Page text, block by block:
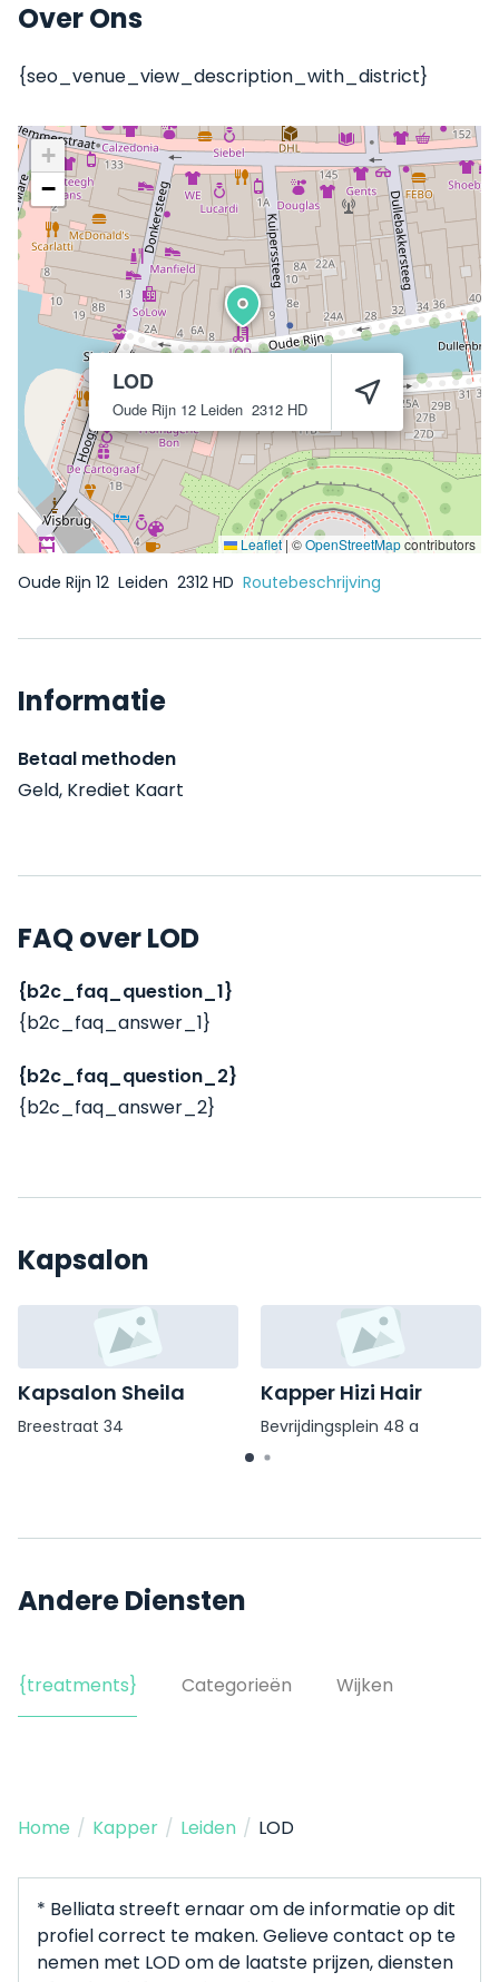
Over Ons
{seo_venue_view_description_with_district}
LOD
Oude Rijn 12 Leiden 2312 HD
+
−
Leaflet |©OpenStreetMapcontributors
Oude Rijn 12 Leiden 2312 HD Routebeschrijving
Informatie
Betaal methoden
Geld, Krediet Kaart
FAQ over LOD
{b2c_faq_question_1}
{b2c_faq_answer_1}
{b2c_faq_question_2}
{b2c_faq_answer_2}
Kapsalon
Kapsalon Sheila
Breestraat 34
Kapper Hizi Hair
Bevrijdingsplein 48 a
Andere Diensten
{treatments} Categorieën Wijken
Home / Kapper / Leiden / LOD
* Belliata streeft ernaar om de informatie op dit
profiel correct te maken. Gelieve contact op te
nemen met LOD om de laatste prijzen, diensten